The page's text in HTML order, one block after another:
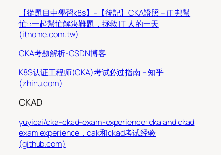
【從題目中學習k8s】-【後記】CKA證照 – iT 邦幫
忙::一起幫忙解決難題，拯救 IT 人的一天
(ithome.com.tw)
CKA考题解析-CSDN博客
K8S认证工程师(CKA)考试必过指南 – 知乎
(zhihu.com)
CKAD
yuyicai/cka-ckad-exam-experience: cka and ckad
exam experience，cak和ckad考试经验
(github.com)